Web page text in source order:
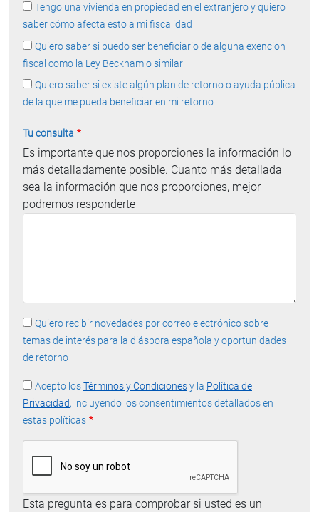
Tengo una vivienda en propiedad en el extranjero y quiero
saber cómo afecta esto a mi fiscalidad
Quiero saber si puedo ser beneficiario de alguna exencion
fiscal como la Ley Beckham o similar
Quiero saber si existe algún plan de retorno o ayuda pública
de la que me pueda beneficiar en mi retorno
Tu consulta
Es importante que nos proporciones la información lo
más detalladamente posible. Cuanto más detallada
sea la información que nos proporciones, mejor
podremos responderte
Quiero recibir novedades por correo electrónico sobre
temas de interés para la diáspora española y oportunidades
de retorno
Acepto losTérminos y Condicionesy la Política de
Privacidad, incluyendo los consentimientos detallados en
estas políticas
Esta pregunta es para comprobar si usted es un